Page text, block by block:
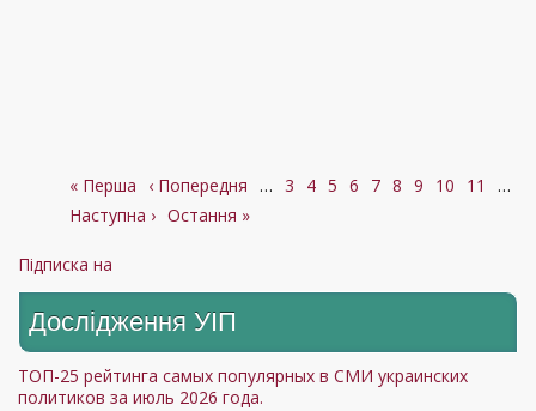
Розбивка
Перша
сторінка
« Перша
Попередня
сторінка
‹ Попередня … Сторінка
3 Сторінка
4 Сторінка
5 Сторінка
6
Поточна
7 Сторінка
8 Сторінка
9 Сторінка
10 11
…
Наступна
Наступна › Остання
Остання »
Підписка на
Дослідження УIП
ТОП-25 рейтинга самых популярных в СМИ украинских
политиков за июль 2026 года.